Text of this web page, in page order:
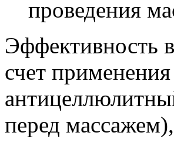
проведения
Эффективность
счет
перед